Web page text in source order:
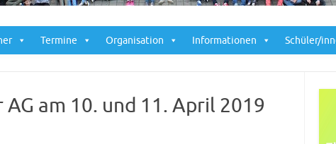
Termine Organisation Informationen Schüler/
am 10. und 11. April 2019